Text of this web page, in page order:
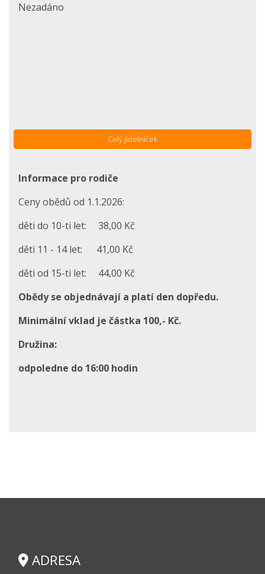
Nezadáno
Celý jídelníček
Informace pro rodiče
Ceny obědů od 1.1.2026:
děti do 10-ti let: 38,00 Kč
děti 11 - 14 let: 41,00 Kč
děti od 15-ti let: 44,00 Kč
Obědy se objednávají a platí den dopředu.
Minimální vklad je částka 100,- Kč.
Družina:
odpoledne do 16:00 hodin
ADRESA